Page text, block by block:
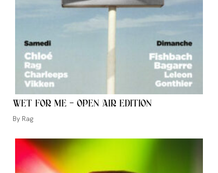
WET FOR ME – OPEN AIR EDITION
Auteur/autrice
la
publication :
Rag